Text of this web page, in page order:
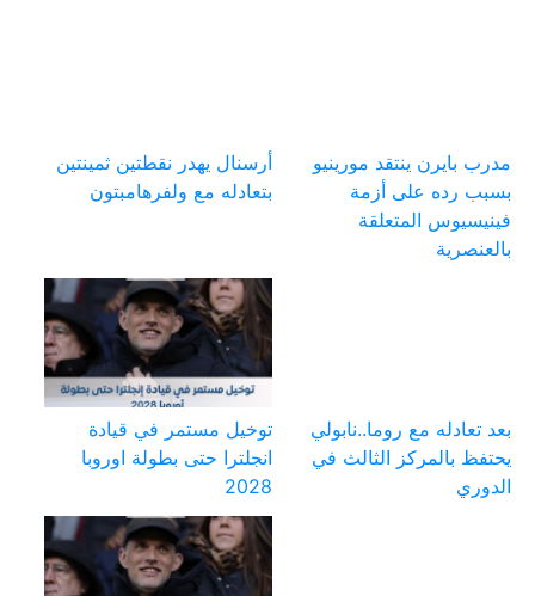
مدرب بايرن ينتقد مورينيو
بسبب رده على أزمة
فينيسيوس المتعلقة
بالعنصرية
أرسنال يهدر نقطتين ثمينتين
بتعادله مع ولفرهامبتون
بعد تعادله مع روما..نابولي
يحتفظ بالمركز الثالث في
الدوري
توخيل مستمر في قيادة
انجلترا حتى بطولة اوروبا
2028